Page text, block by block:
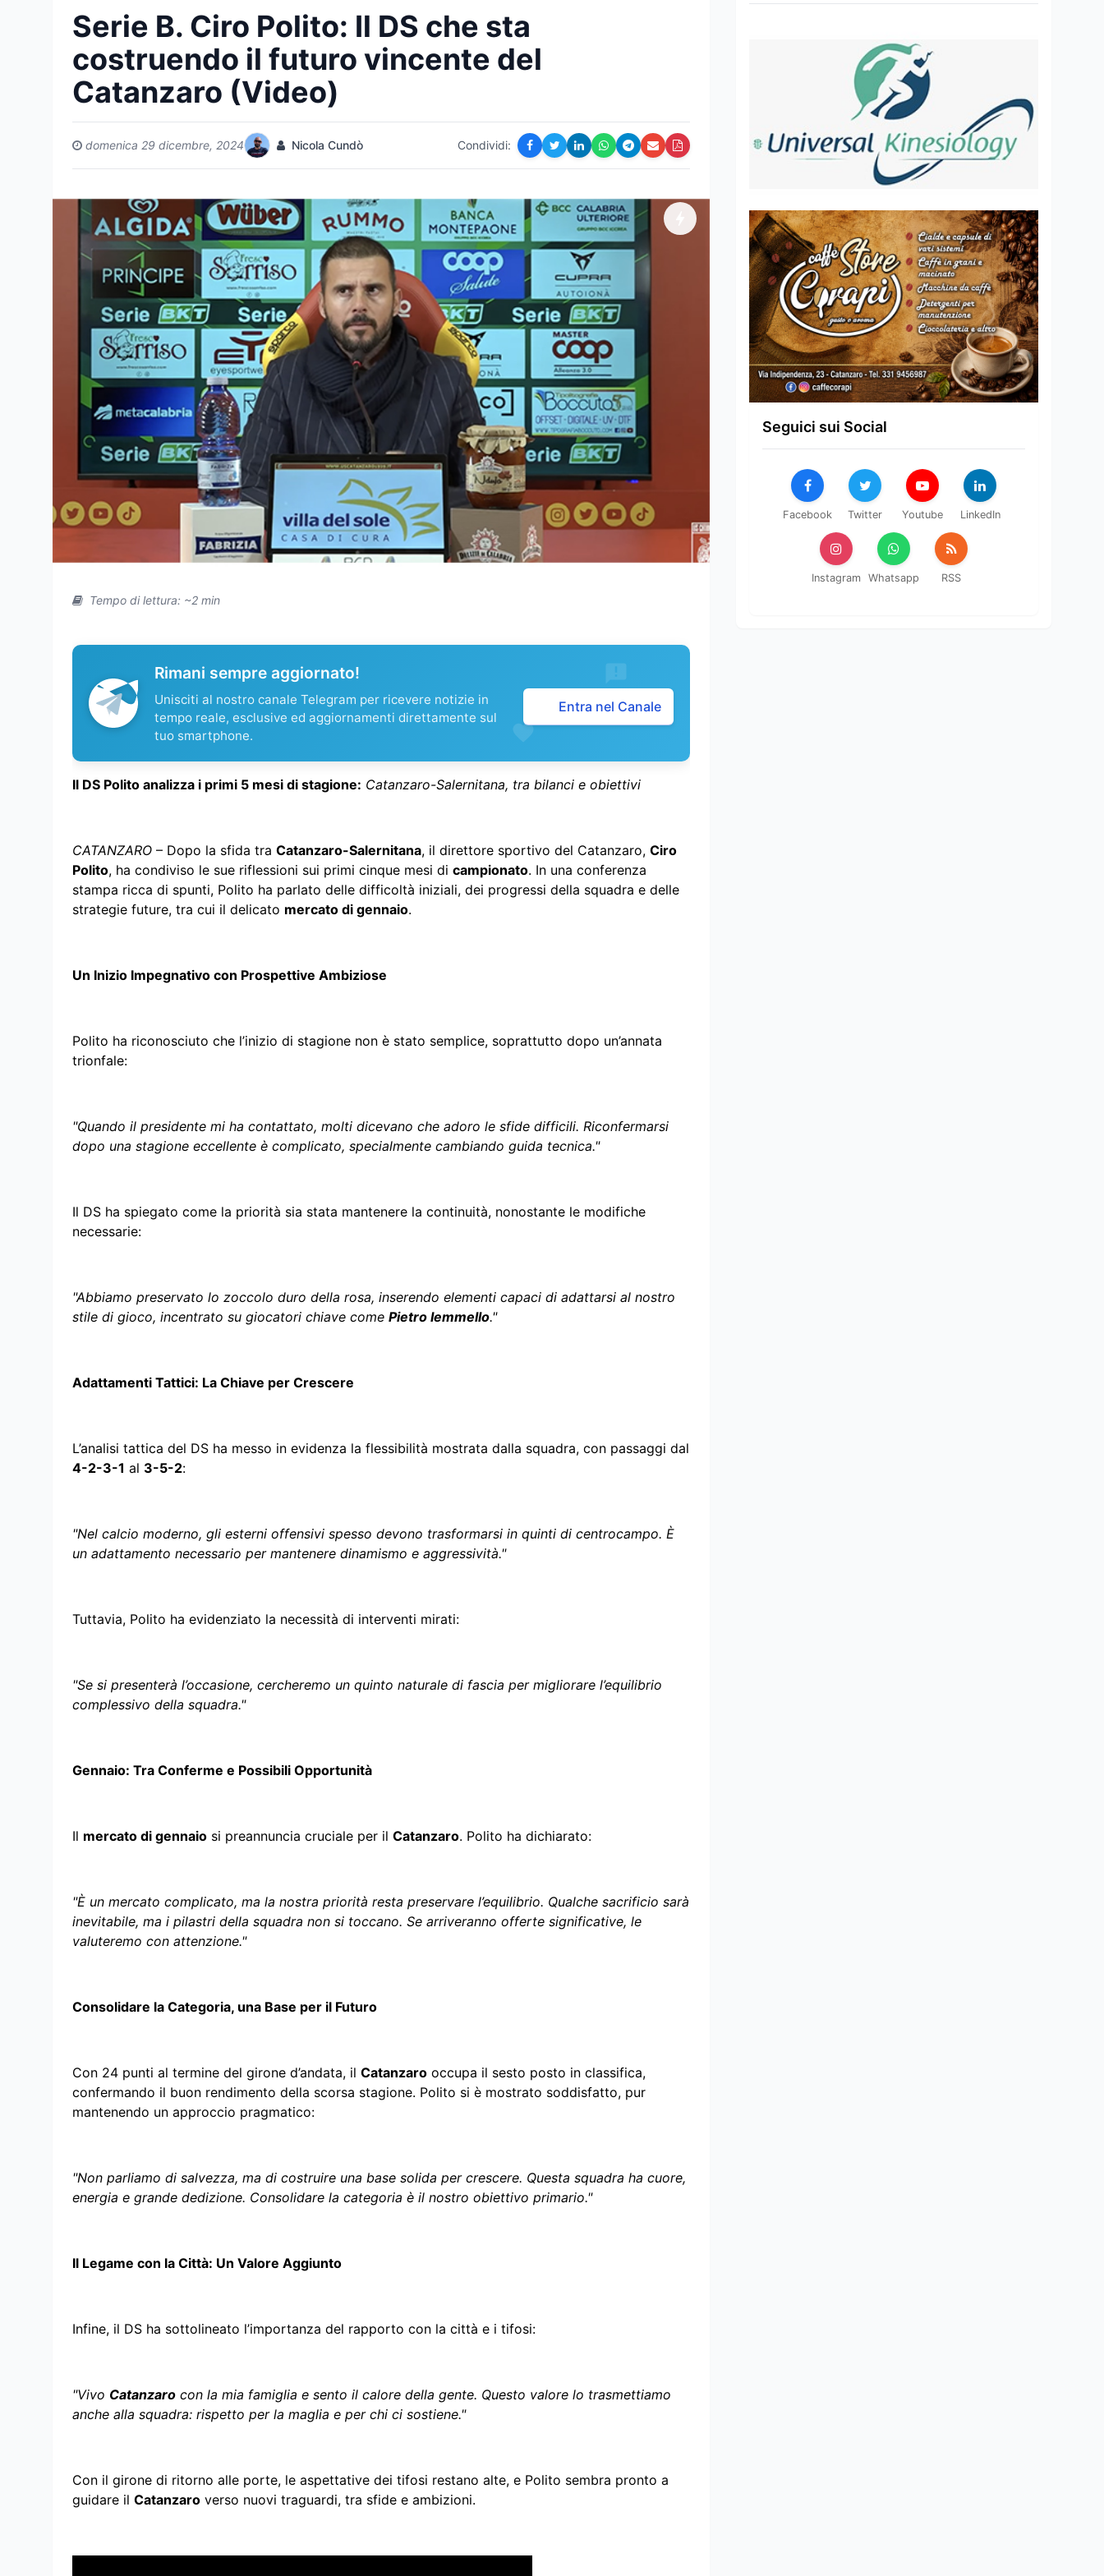
Serie B. Ciro Polito: Il DS che sta
costruendo il futuro vincente del
Catanzaro (Video)
domenica 29 dicembre, 2024 Nicola Cundò Condividi:
Tempo di lettura: ~2 min
Rimani sempre aggiornato!
Unisciti al nostro canale Telegram per ricevere notizie in
tempo reale, esclusive ed aggiornamenti direttamente sul
tuo smartphone.
Entra nel Canale
Il DS Polito analizza i primi 5 mesi di stagione: Catanzaro-Salernitana, tra bilanci e obiettivi
CATANZARO – Dopo la sfida tra Catanzaro-Salernitana, il direttore sportivo del Catanzaro, Ciro
Polito, ha condiviso le sue riflessioni sui primi cinque mesi di campionato. In una conferenza
stampa ricca di spunti, Polito ha parlato delle difficoltà iniziali, dei progressi della squadra e delle
strategie future, tra cui il delicato mercato di gennaio.
Un Inizio Impegnativo con Prospettive Ambiziose
Polito ha riconosciuto che l’inizio di stagione non è stato semplice, soprattutto dopo un’annata
trionfale:
"Quando il presidente mi ha contattato, molti dicevano che adoro le sfide difficili. Riconfermarsi
dopo una stagione eccellente è complicato, specialmente cambiando guida tecnica."
Il DS ha spiegato come la priorità sia stata mantenere la continuità, nonostante le modifiche
necessarie:
"Abbiamo preservato lo zoccolo duro della rosa, inserendo elementi capaci di adattarsi al nostro
stile di gioco, incentrato su giocatori chiave come Pietro Iemmello."
Adattamenti Tattici: La Chiave per Crescere
L’analisi tattica del DS ha messo in evidenza la flessibilità mostrata dalla squadra, con passaggi dal
4-2-3-1 al 3-5-2:
"Nel calcio moderno, gli esterni offensivi spesso devono trasformarsi in quinti di centrocampo. È
un adattamento necessario per mantenere dinamismo e aggressività."
Tuttavia, Polito ha evidenziato la necessità di interventi mirati:
"Se si presenterà l’occasione, cercheremo un quinto naturale di fascia per migliorare l’equilibrio
complessivo della squadra."
Gennaio: Tra Conferme e Possibili Opportunità
Il mercato di gennaio si preannuncia cruciale per il Catanzaro. Polito ha dichiarato:
"È un mercato complicato, ma la nostra priorità resta preservare l’equilibrio. Qualche sacrificio sarà
inevitabile, ma i pilastri della squadra non si toccano. Se arriveranno offerte significative, le
valuteremo con attenzione."
Consolidare la Categoria, una Base per il Futuro
Con 24 punti al termine del girone d’andata, il Catanzaro occupa il sesto posto in classifica,
confermando il buon rendimento della scorsa stagione. Polito si è mostrato soddisfatto, pur
mantenendo un approccio pragmatico:
"Non parliamo di salvezza, ma di costruire una base solida per crescere. Questa squadra ha cuore,
energia e grande dedizione. Consolidare la categoria è il nostro obiettivo primario."
Il Legame con la Città: Un Valore Aggiunto
Infine, il DS ha sottolineato l’importanza del rapporto con la città e i tifosi:
"Vivo Catanzaro con la mia famiglia e sento il calore della gente. Questo valore lo trasmettiamo
anche alla squadra: rispetto per la maglia e per chi ci sostiene."
Con il girone di ritorno alle porte, le aspettative dei tifosi restano alte, e Polito sembra pronto a
guidare il Catanzaro verso nuovi traguardi, tra sfide e ambizioni.
Seguici sui Social
Facebook Twitter Youtube LinkedIn
Instagram Whatsapp RSS